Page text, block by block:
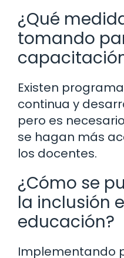
¿Qué
tomando
Existen
continua y
pero es
se hagan más
los docentes.
¿Cómo se
la inclusión
educación?
Implementando